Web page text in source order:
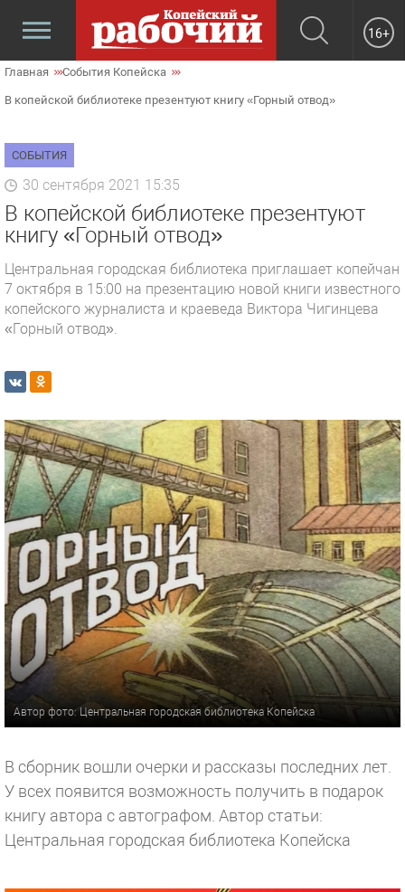
16+
Главная События Копейска
В копейской библиотеке презентуют книгу «Горный отвод»
СОБЫТИЯ
30 сентября 2021 15:35
В копейской библиотеке презентуют
книгу «Горный отвод»
Центральная городская библиотека приглашает копейчан
7 октября в 15:00 на презентацию новой книги известного
копейского журналиста и краеведа Виктора Чигинцева
«Горный отвод».
Автор фото: Центральная городская библиотека Копейска
В сборник вошли очерки и рассказы последних лет.
У всех появится возможность получить в подарок
книгу автора с автографом. Автор статьи:
Центральная городская библиотека Копейска